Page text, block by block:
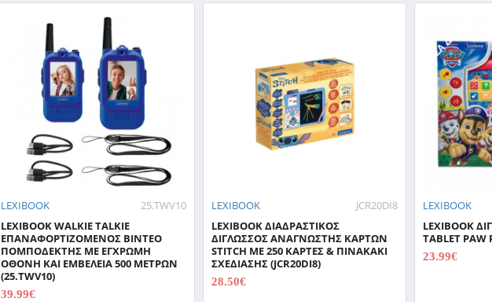
LEXIBOOK
25.TWV10
LEXIBOOK WALKIE TALKIE
ΕΠΑΝΑΦΟΡΤΙΖΟΜΕΝΟΣ ΒΙΝΤΕΟ
ΠΟΜΠΟΔΕΚΤΗΣ ΜΕ ΕΓΧΡΩΜΗ
ΟΘΟΝΗ ΚΑΙ ΕΜΒΕΛΕΙΑ 500 ΜΕΤΡΩΝ
(25.TWV10)
39.99€
LEXIBOOK
JCR20DI8
LEXIBOOK ΔΙΑΔΡΑΣΤΙΚΟΣ
ΔΙΓΛΩΣΣΟΣ ΑΝΑΓΝΩΣΤΗΣ ΚΑΡΤΩΝ
STITCH ΜΕ 250 ΚΑΡΤΕΣ & ΠΙΝΑΚΑΚΙ
ΣΧΕΔΙΑΣΗΣ (JCR20DI8)
28.50€
ΆΜΕΣΑ ΔΙΑΘΈΣΙΜΟ
LEXIBOOK
LEXIBOOK
TABLET PAW
23.99€